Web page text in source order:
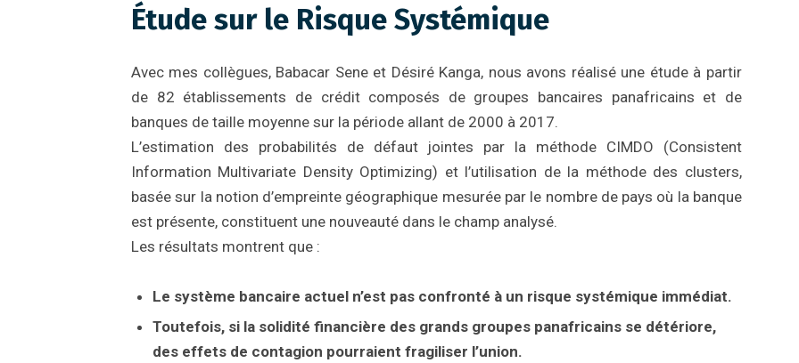
Étude sur le Risque Systémique
Avec mes collègues, Babacar Sene et Désiré Kanga, nous avons réalisé une étude à partir
de 82 établissements de crédit composés de groupes bancaires panafricains et de
banques de taille moyenne sur la période allant de 2000 à 2017.
L’estimation des probabilités de défaut jointes par la méthode CIMDO (Consistent
Information Multivariate Density Optimizing) et l’utilisation de la méthode des clusters,
basée sur la notion d’empreinte géographique mesurée par le nombre de pays où la banque
est présente, constituent une nouveauté dans le champ analysé.
Les résultats montrent que :
Le système bancaire actuel n’est pas confronté à un risque systémique immédiat.
Toutefois, si la solidité financière des grands groupes panafricains se détériore,
des effets de contagion pourraient fragiliser l’union.